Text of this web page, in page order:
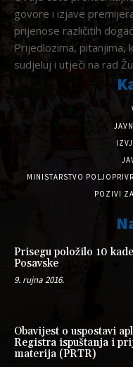
govore i izjave
prijenose različitih
Prijedlozima, pitanjima,
sudjeluj i utječi na rad
MINISTARSTVO
POZIVI
Prisegu položilo 10
Posavske
9. rujna 2016.
Obavijest o uspostavi
Registra ispuštanja i
materija (PRTR)